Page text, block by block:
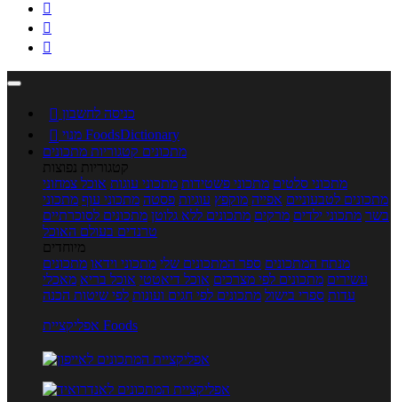



 כניסה לחשבון

מנוי FoodsDictionary
מתכונים קטגוריות מתכונים
קטגוריות נפוצות
מתכוני סלטים מתכוני פשטידות מתכוני עוגות אוכל צמחוני
מתכונים לטבעוניים אפייה מוקפץ עוגיות פסטה מתכוני עוף מתכוני
בשר מתכוני ילדים מרקים מתכונים ללא גלוטן מתכונים לסוכרתיים
טרנדים בעולם האוכל
מיוחדים
מנתח המתכונים ספר המתכונים שלי מתכוני וידאו מתכונים
עשירים מתכונים לפי מצרכים אוכל דיאטטי אוכל בריא מאכלי
עדות ספרי בישול מתכונים לפי חגים ועונות לפי שיטות הכנה
אפליקציית Foods